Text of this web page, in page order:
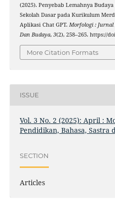
(2025). Penyebab Lemahnya
Sekolah Dasar pada Kurikulum
Aplikasi Chat GPT. Morfologi : Jurnal
Dan Budaya, 3(2), 258–265. https://
More Citation Formats
ISSUE
Vol. 3 No. 2 (2025): April :
Pendidikan, Bahasa, Sastra
SECTION
Articles